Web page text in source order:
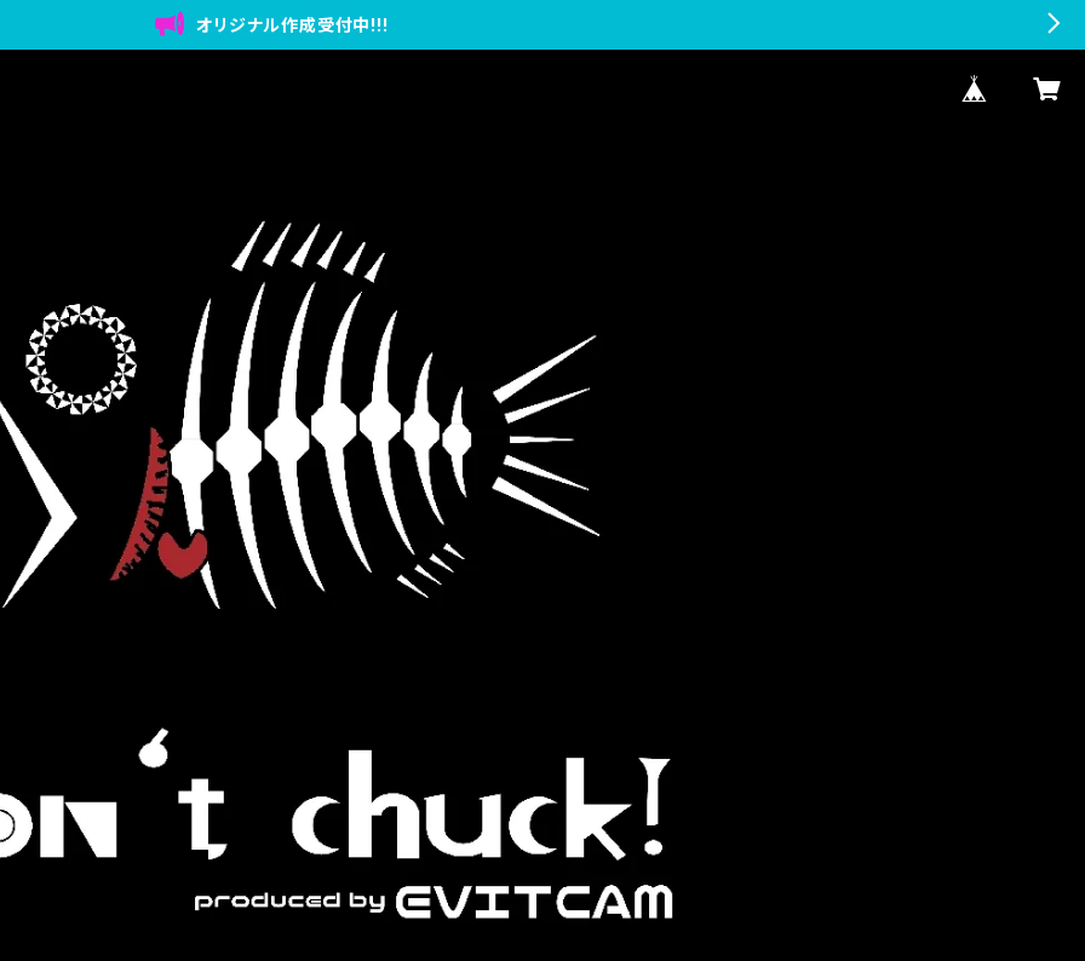
オリジナル作成受付中!!!